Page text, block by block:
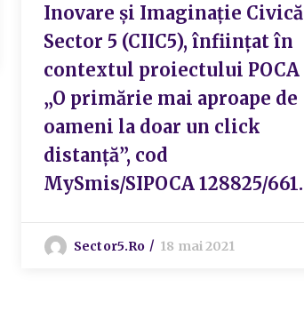
Inovare şi Imaginaţie Civică
Sector 5 (CIIC5), înfiinţat în
contextul proiectului POCA
„O primărie mai aproape de
oameni la doar un click
distanţă”, cod
MySmis/SIPOCA 128825/661.
Sector5.ro 18 mai 2021